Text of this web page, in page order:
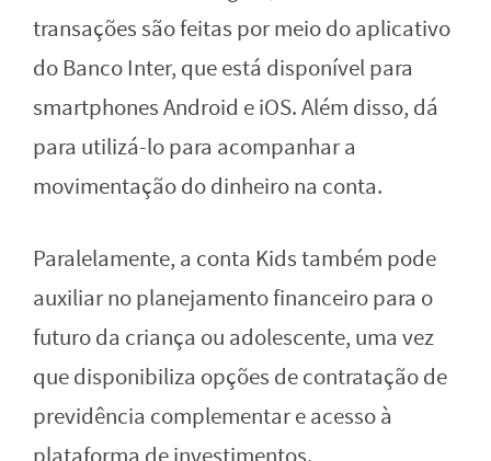
transações são feitas por meio do aplicativo
do Banco Inter, que está disponível para
smartphones Android e iOS. Além disso, dá
para utilizá-lo para acompanhar a
movimentação do dinheiro na conta.
Paralelamente, a conta Kids também pode
auxiliar no planejamento financeiro para o
futuro da criança ou adolescente, uma vez
que disponibiliza opções de contratação de
previdência complementar e acesso à